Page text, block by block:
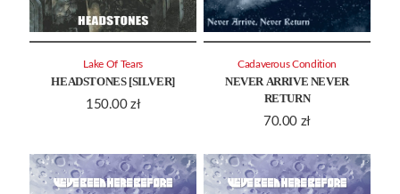
HEADSTONES [SILVER]
150.00 zł
Lake Of Tears
NEVER ARRIVE NEVER
RETURN
70.00 zł
Cadaverous Condition